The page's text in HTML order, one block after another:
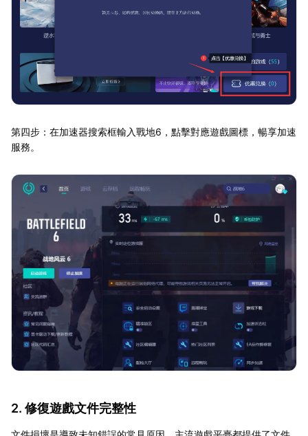
第四步：在加速器搜索框輸入戰地6，點擊對應遊戲圖標，暢享加速
服務。
2. 修復遊戲文件完整性